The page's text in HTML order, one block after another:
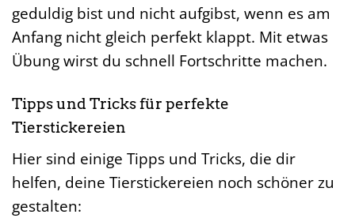
geduldig bist und nicht aufgibst, wenn es am
Anfang nicht gleich perfekt klappt. Mit etwas
Übung wirst du schnell Fortschritte machen.
Tipps und Tricks für perfekte
Tierstickereien
Hier sind einige Tipps und Tricks, die dir
helfen, deine Tierstickereien noch schöner zu
gestalten: